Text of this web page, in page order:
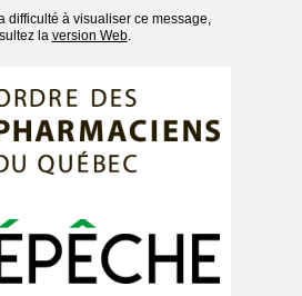
difficulté à visualiser ce message,
la version Web.